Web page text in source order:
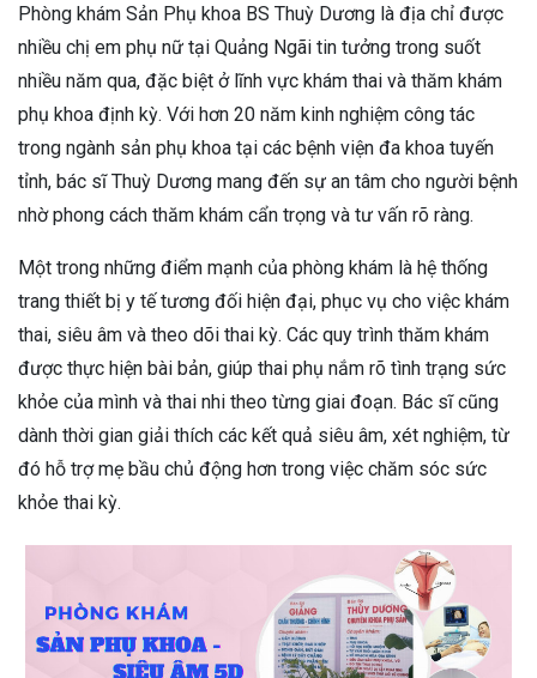
Phòng khám Sản Phụ khoa BS Thuỳ Dương là địa chỉ được
nhiều chị em phụ nữ tại Quảng Ngãi tin tưởng trong suốt
nhiều năm qua, đặc biệt ở lĩnh vực khám thai và thăm khám
phụ khoa định kỳ. Với hơn 20 năm kinh nghiệm công tác
trong ngành sản phụ khoa tại các bệnh viện đa khoa tuyến
tỉnh, bác sĩ Thuỳ Dương mang đến sự an tâm cho người bệnh
nhờ phong cách thăm khám cẩn trọng và tư vấn rõ ràng.
Một trong những điểm mạnh của phòng khám là hệ thống
trang thiết bị y tế tương đối hiện đại, phục vụ cho việc khám
thai, siêu âm và theo dõi thai kỳ. Các quy trình thăm khám
được thực hiện bài bản, giúp thai phụ nắm rõ tình trạng sức
khỏe của mình và thai nhi theo từng giai đoạn. Bác sĩ cũng
dành thời gian giải thích các kết quả siêu âm, xét nghiệm, từ
đó hỗ trợ mẹ bầu chủ động hơn trong việc chăm sóc sức
khỏe thai kỳ.